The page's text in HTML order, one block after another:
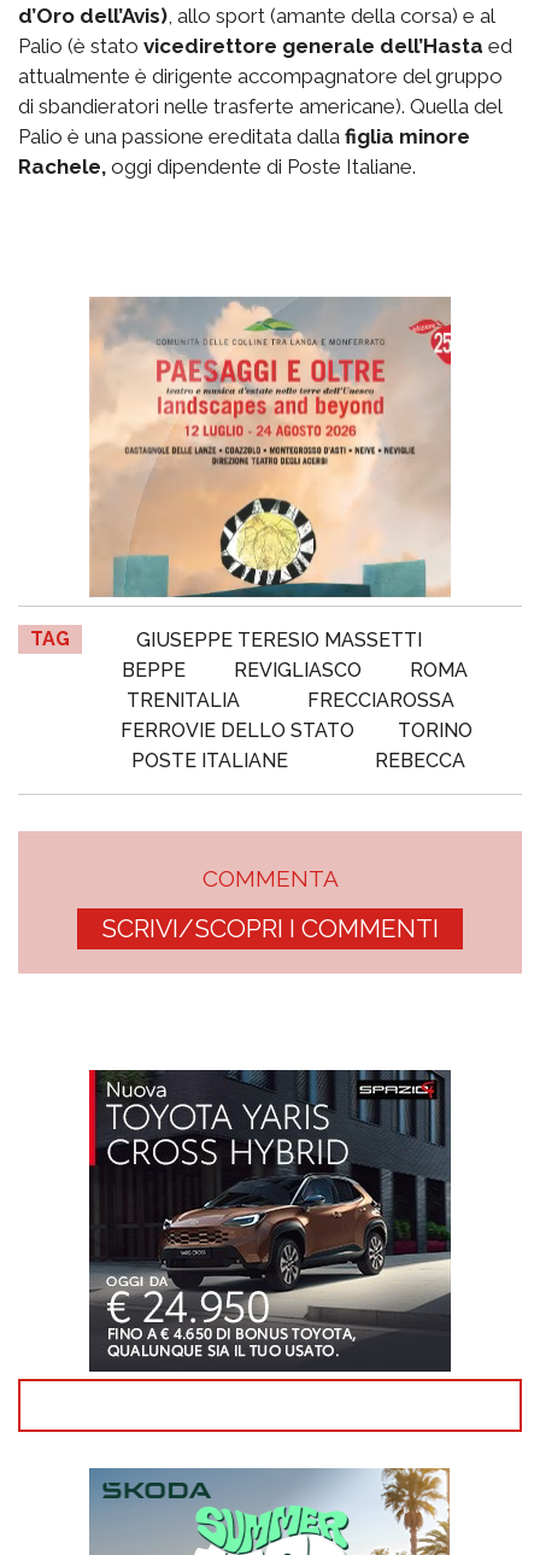
d’Oro dell’Avis), allo sport (amante della corsa) e al
Palio (è stato vicedirettore generale dell’Hasta ed
attualmente è dirigente accompagnatore del gruppo
di sbandieratori nelle trasferte americane). Quella del
Palio è una passione ereditata dalla figlia minore
Rachele, oggi dipendente di Poste Italiane.
TAG
GIUSEPPE TERESIO MASSETTI
BEPPE
REVIGLIASCO
ROMA
TRENITALIA
FRECCIAROSSA
FERROVIE DELLO STATO
TORINO
POSTE ITALIANE
REBECCA
COMMENTA
SCRIVI/SCOPRI I COMMENTI